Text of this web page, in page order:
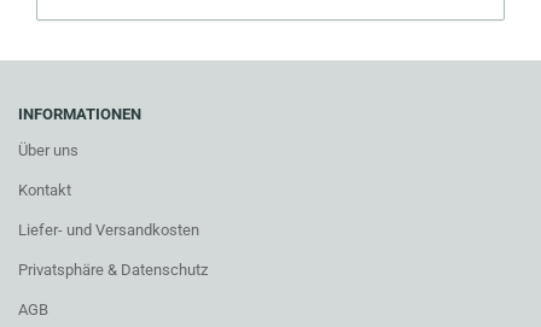
INFORMATIONEN
Über uns
Kontakt
Liefer- und Versandkosten
Privatsphäre & Datenschutz
AGB